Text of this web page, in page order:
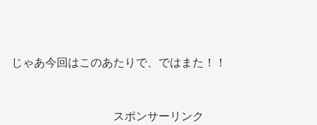
じゃあ今回はこのあたりで、ではまた！！
スポンサーリンク